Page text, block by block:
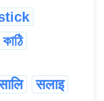
सलाइ